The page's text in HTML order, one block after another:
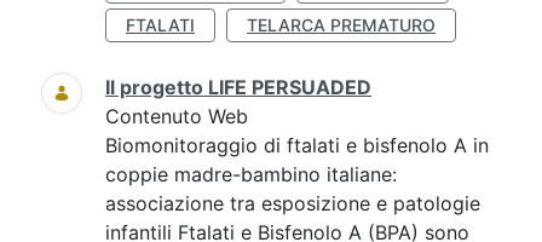
FTALATI
TELARCA PREMATURO
Il progetto LIFE PERSUADED
Contenuto Web
Biomonitoraggio di ftalati e bisfenolo A in
coppie madre-bambino italiane:
associazione tra esposizione e patologie
infantili Ftalati e Bisfenolo A (BPA) sono